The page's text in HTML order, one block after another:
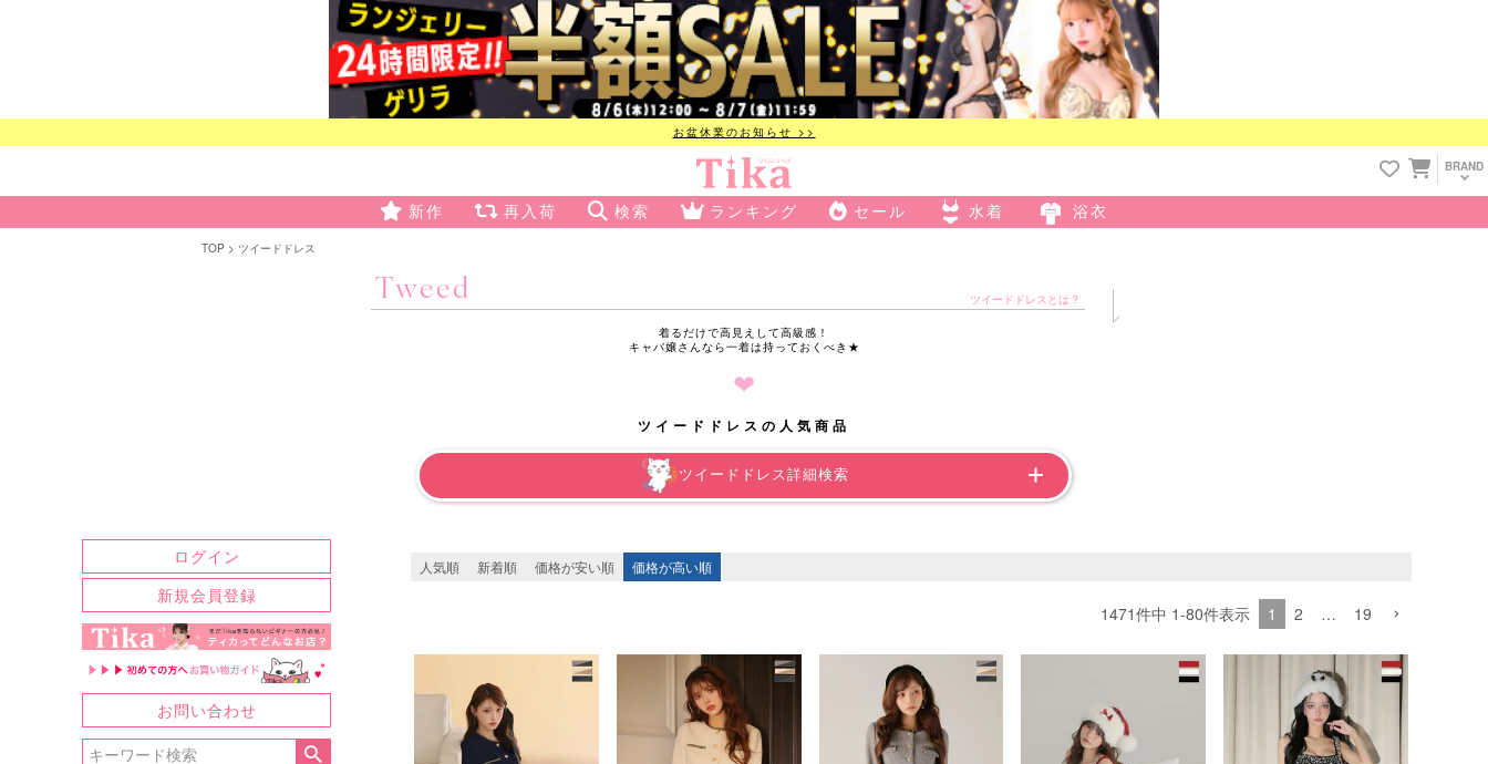
お盆休業のお知らせ >>
BRAND
新作 再入荷 検索 ランキング セール 水着 浴衣
TOP ツイードドレス
Tweed ツイードドレスとは？
着るだけで高見えして高級感！
キャバ嬢さんなら一着は持っておくべき★
❤︎
ツイードドレスの人気商品
ツイードドレス詳細検索
ログイン
新規会員登録
お問い合わせ
人気順 新着順 価格が安い順 価格が高い順
1471件中 1-80件表示 1 2 … 19